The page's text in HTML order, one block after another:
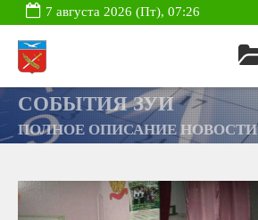
7 августа 2026 (Пт), 07:26
СОБЫТИЯ ЗУИ
ПОЛНОЕ ОПИСАНИЕ НОВОСТИ